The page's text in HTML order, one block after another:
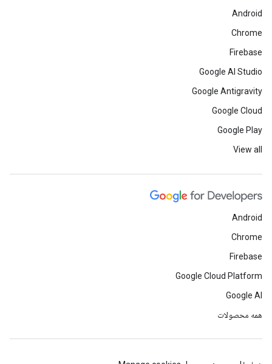
Android
Chrome
Firebase
Google AI Studio
Google Antigravity
Google Cloud
Google Play
View all
Android
Chrome
Firebase
Google Cloud Platform
Google AI
همه محصولات